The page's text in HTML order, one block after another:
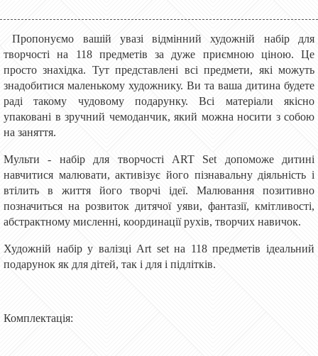
Пропонуємо вашій увазі відмінний художній набір для
творчості на 118 предметів за дуже приємною ціною. Це
просто знахідка. Тут представлені всі предмети, які можуть
знадобитися маленькому художнику. Ви та ваша дитина будете
раді такому чудовому подарунку. Всі матеріали якісно
упаковані в зручний чемоданчик, який можна носити з собою
на заняття.
Мульти - набір для творчості ART Set допоможе дитині
навчитися малювати, активізує його пізнавальну діяльність і
втілить в життя його творчі ідеї. Малювання позитивно
позначиться на розвиток дитячої уяви, фантазії, кмітливості,
абстрактному мисленні, координації рухів, творчих навичок.
Художній набір у валізці Art set на 118 предметів ідеальний
подарунок як для дітей, так і для і підлітків.
Комплектація: